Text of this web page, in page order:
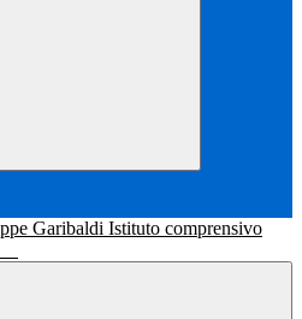
Istituto comprensivo